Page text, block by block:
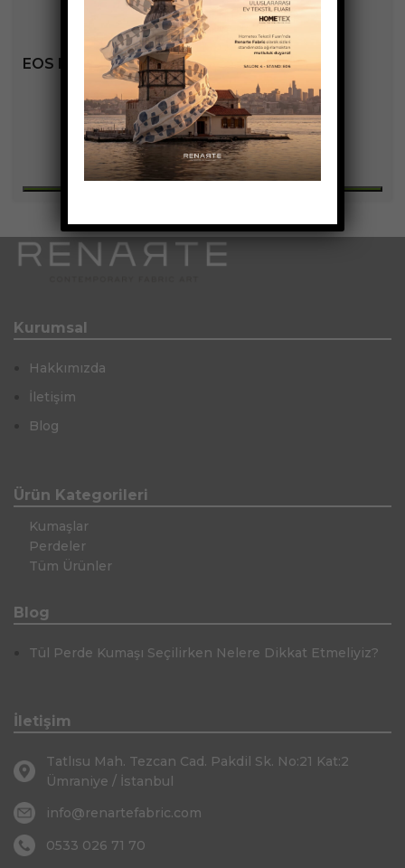
EOS KOLEKSIYONU
+3
Kurumsal
Hakkımızda
İletişim
Blog
Ürün Kategorileri
Kumaşlar
Perdeler
Tüm Ürünler
Blog
Tül Perde Kumaşı Seçilirken Nelere Dikkat Etmeliyiz?
İletişim
Tatlısu Mah. Tezcan Cad. Pakdil Sk. No:21 Kat:2
Ümraniye / İstanbul
info@renartefabric.com
0533 026 71 70